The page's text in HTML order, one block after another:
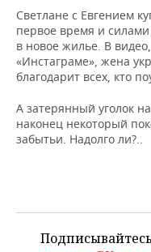
Светлане с Евгением
первое время и
в новое жилье. В
«Инстаграме», жена
благодарит всех, кто
А затерянный уголок
наконец некоторый
забытьи. Надолго ли?..